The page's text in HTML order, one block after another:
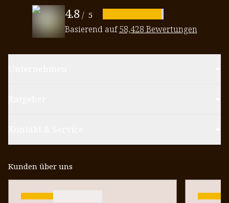
4.8 / 5
Basierend auf58,428 Bewertungen
Kunden über uns